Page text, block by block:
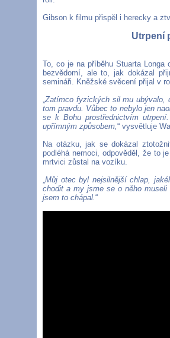
Gibson k filmu přispěl i herecky a
Utrpení
To, co je na příběhu Stuarta
bezvědomí, ale to, jak dokázal
semináři. Kněžské svěcení přijal v
„Zatímco fyzických sil mu ubývalo,
tom pravdu. Vůbec to nebylo jen
se k Bohu prostřednictvím
upřímným způsobem,“ vysvětluje
Na otázku, jak se dokázal
podléhá nemoci, odpověděl, že to
mrtvici zůstal na vozíku.
„Můj otec byl nejsilnější chlap,
chodit a my jsme se o něho
jsem to chápal.“